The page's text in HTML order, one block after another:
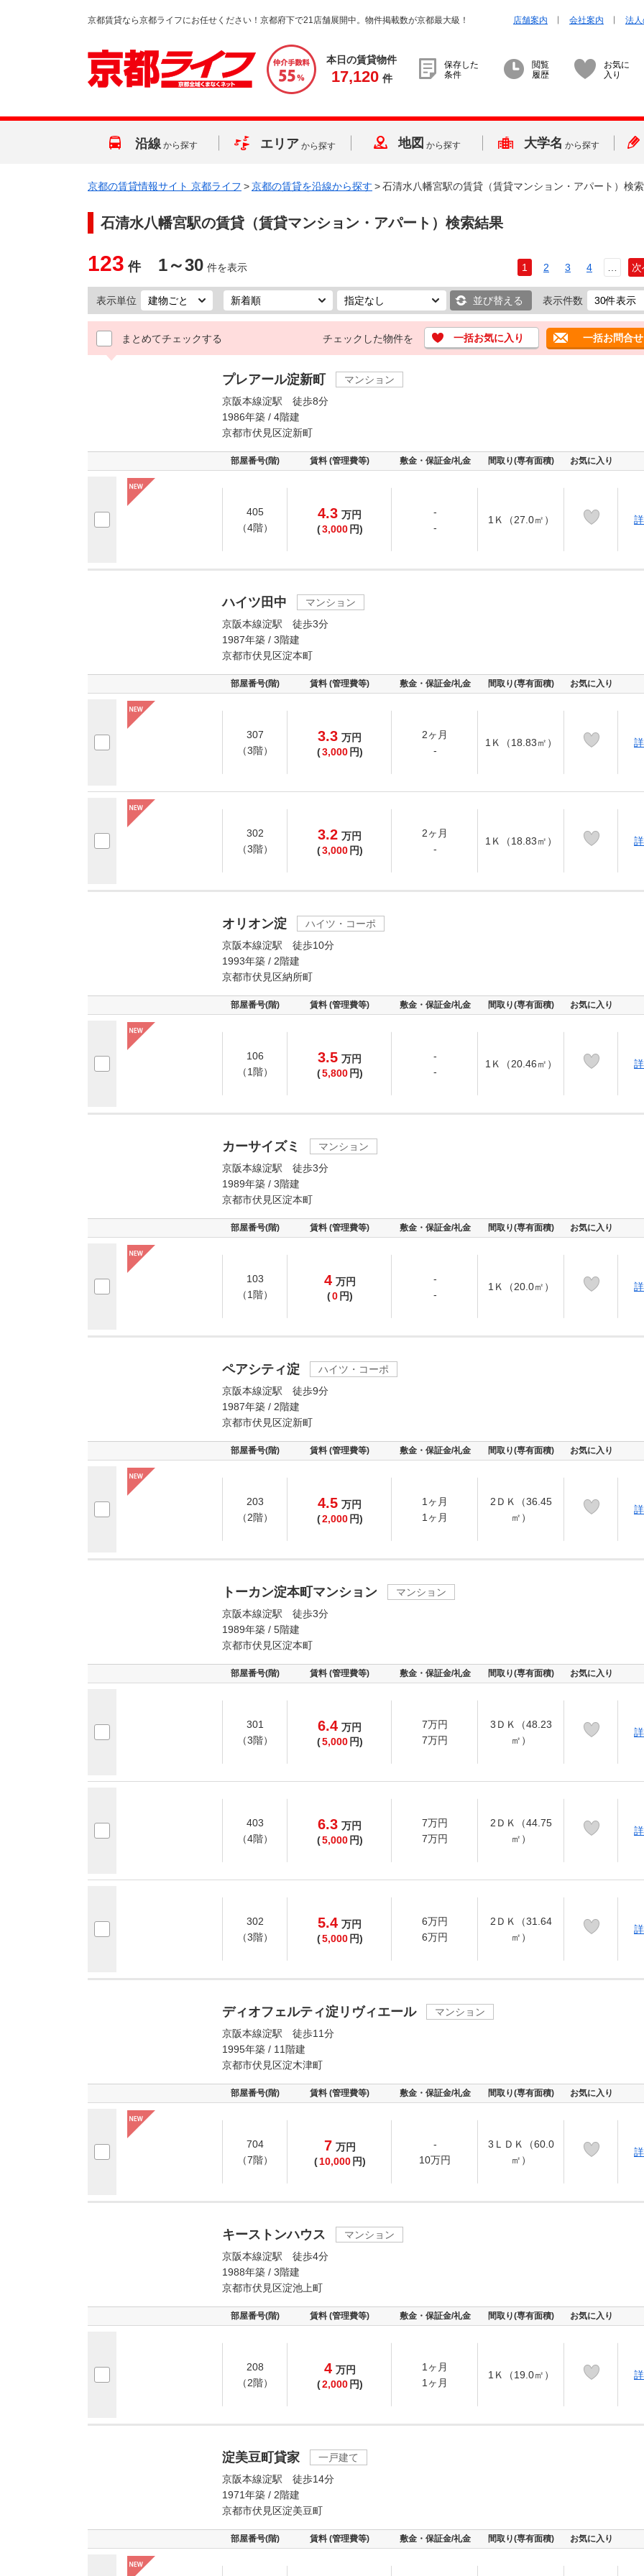
京都賃貸なら京都ライフにお任せください！京都府下で21店舗展開中。物件掲載数が京都最大級！ 店舗案内 会社案内 法
本日の賃貸物件
17,120 件
保存した
条件
閲覧
履歴
お気に
入り
沿線 から探す エリア から探す 地図 から探す 大学名 から探す
京都の賃貸情報サイト 京都ライフ >京都の賃貸を沿線から探す >石清水八幡宮駅の賃貸（賃貸マンション・アパート）検
石清水八幡宮駅の賃貸（賃貸マンション・アパート）検索結果
123 件 1～30 件を表示 1 2 3 4
表示単位 並び替える 表示件数
まとめてチェックする チェックした物件を 一括お気に入り 一括お問合せ
プレアール淀新町
マンション
京阪本線淀駅 徒歩8分
1986年築 / 4階建
京都市伏見区淀新町
部屋番号(階) 賃料 (管理費等) 敷金・保証金/礼金 間取り(専有面積) お気に入り
405
（4階）
4.3 万円
(3,000 円)
-
-
1Ｋ（27.0㎡）
ハイツ田中
マンション
京阪本線淀駅 徒歩3分
1987年築 / 3階建
京都市伏見区淀本町
部屋番号(階) 賃料 (管理費等) 敷金・保証金/礼金 間取り(専有面積) お気に入り
307
（3階）
3.3 万円
(3,000 円)
2ヶ月
-
1Ｋ（18.83㎡）
302
（3階）
3.2 万円
(3,000 円)
2ヶ月
-
1Ｋ（18.83㎡）
オリオン淀
ハイツ・コーポ
京阪本線淀駅 徒歩10分
1993年築 / 2階建
京都市伏見区納所町
部屋番号(階) 賃料 (管理費等) 敷金・保証金/礼金 間取り(専有面積) お気に入り
106
（1階）
3.5 万円
(5,800 円)
-
-
1Ｋ（20.46㎡）
カーサイズミ
マンション
京阪本線淀駅 徒歩3分
1989年築 / 3階建
京都市伏見区淀本町
部屋番号(階) 賃料 (管理費等) 敷金・保証金/礼金 間取り(専有面積) お気に入り
103
（1階）
4 万円
(0 円)
-
-
1Ｋ（20.0㎡）
ペアシティ淀
ハイツ・コーポ
京阪本線淀駅 徒歩9分
1987年築 / 2階建
京都市伏見区淀新町
部屋番号(階) 賃料 (管理費等) 敷金・保証金/礼金 間取り(専有面積) お気に入り
203
（2階）
4.5 万円
(2,000 円)
1ヶ月
1ヶ月
2ＤＫ（36.45
㎡）
トーカン淀本町マンション
マンション
京阪本線淀駅 徒歩3分
1989年築 / 5階建
京都市伏見区淀本町
部屋番号(階) 賃料 (管理費等) 敷金・保証金/礼金 間取り(専有面積) お気に入り
301
（3階）
6.4 万円
(5,000 円)
7万円
7万円
3ＤＫ（48.23
㎡）
403
（4階）
6.3 万円
(5,000 円)
7万円
7万円
2ＤＫ（44.75
㎡）
302
（3階）
5.4 万円
(5,000 円)
6万円
6万円
2ＤＫ（31.64
㎡）
ディオフェルティ淀リヴィエール
マンション
京阪本線淀駅 徒歩11分
1995年築 / 11階建
京都市伏見区淀木津町
部屋番号(階) 賃料 (管理費等) 敷金・保証金/礼金 間取り(専有面積) お気に入り
704
（7階）
7 万円
( 10,000 円)
-
10万円
3ＬＤＫ（60.0
㎡）
キーストンハウス
マンション
京阪本線淀駅 徒歩4分
1988年築 / 3階建
京都市伏見区淀池上町
部屋番号(階) 賃料 (管理費等) 敷金・保証金/礼金 間取り(専有面積) お気に入り
208
（2階）
4 万円
(2,000 円)
1ヶ月
1ヶ月
1Ｋ（19.0㎡）
淀美豆町貸家
一戸建て
京阪本線淀駅 徒歩14分
1971年築 / 2階建
京都市伏見区淀美豆町
部屋番号(階) 賃料 (管理費等) 敷金・保証金/礼金 間取り(専有面積) お気に入り